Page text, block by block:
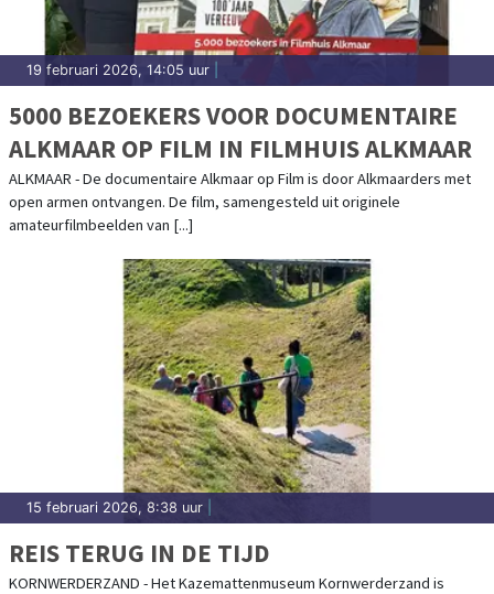
19 februari 2026, 14:05 uur
5000 BEZOEKERS VOOR DOCUMENTAIRE
ALKMAAR OP FILM IN FILMHUIS ALKMAAR
ALKMAAR - De documentaire Alkmaar op Film is door Alkmaarders met
open armen ontvangen. De film, samengesteld uit originele
amateurfilmbeelden van [...]
15 februari 2026, 8:38 uur
REIS TERUG IN DE TIJD
KORNWERDERZAND - Het Kazemattenmuseum Kornwerderzand is